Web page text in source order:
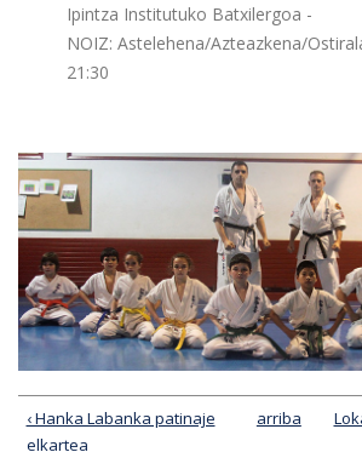
Ipintza Institutuko Batxilergoa -
NOIZ: Astelehena/Azteazkena/
21:30
‹ Hanka Labanka patinaje
elkartea
arriba